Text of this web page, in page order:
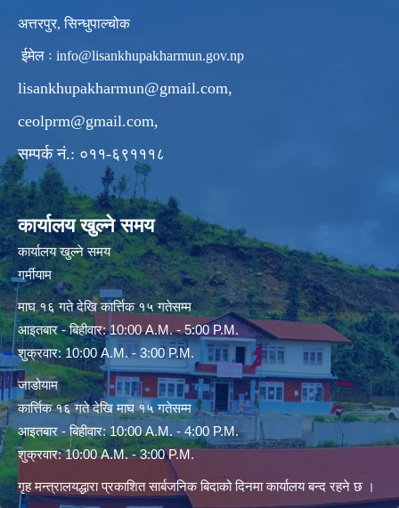
अत्तरपुर, सिन्धुपाल्चोक
ईमेल ः info@lisankhupakharmun.gov.np
lisankhupakharmun@gmail.com,
ceolprm@gmail.com,
सम्पर्क नं.: ०११-६९१११८
कार्यालय खुल्ने समय
कार्यालय खुल्ने समय
गर्मीयाम
माघ १६ गते देखि कार्त्तिक १५ गतेसम्म
आइतबार - बिहीवार: 10:00 A.M. - 5:00 P.M.
शुक्रवार: 10:00 A.M. - 3:00 P.M.
जाडोयाम
कार्त्तिक १६ गते देखि माघ १५ गतेसम्म
आइतबार - बिहीवार: 10:00 A.M. - 4:00 P.M.
शुक्रवार: 10:00 A.M. - 3:00 P.M.
गृह मन्त्रालयद्धारा प्रकाशित सार्बजनिक बिदाको दिनमा कार्यालय बन्द रहने छ ।